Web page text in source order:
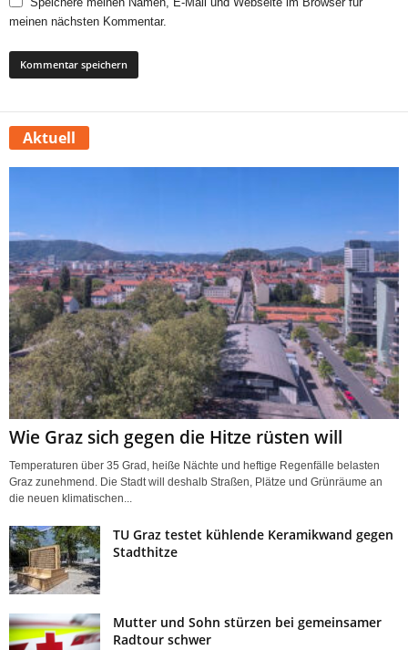
meinen nächsten Kommentar.
Aktuell
Wie Graz sich gegen die Hitze rüsten will
Temperaturen über 35 Grad, heiße Nächte und heftige Regenfälle belasten
Graz zunehmend. Die Stadt will deshalb Straßen, Plätze und Grünräume an
die neuen klimatischen...
TU Graz testet kühlende Keramikwand gegen
Stadthitze
Mutter und Sohn stürzen bei gemeinsamer
Radtour schwer